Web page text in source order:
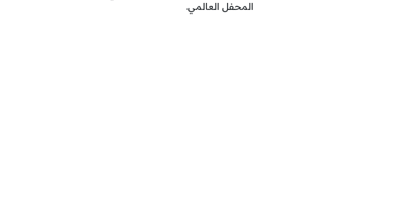
المحفل العالمي.